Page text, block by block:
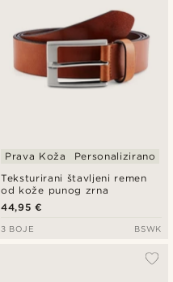
Teksturirani štavljeni remen
od kože punog zrna
Prava Koža Personalizirano
44,95 €
3 BOJE BSWK